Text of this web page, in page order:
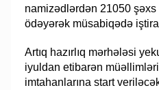
namizədlərdən 21050 şəxs
ödəyərək müsabiqədə
Artıq hazırlıq mərhələsi
iyuldan etibarən
imtahanlarına start